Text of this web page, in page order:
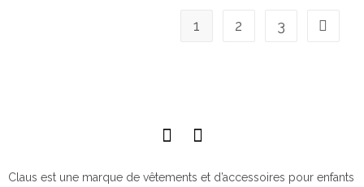
1 2 3
Claus est une marque de vêtements et d’accessoires pour enfants